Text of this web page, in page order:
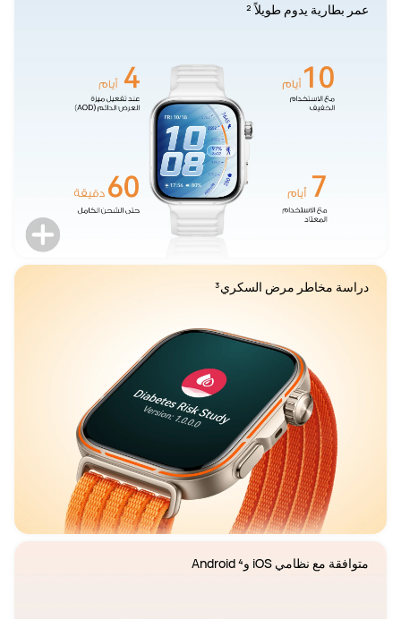
عمر بطارية يدوم طويلاً ²
دراسة مخاطر مرض السكري³
متوافقة مع نظامي iOS و⁴ Android